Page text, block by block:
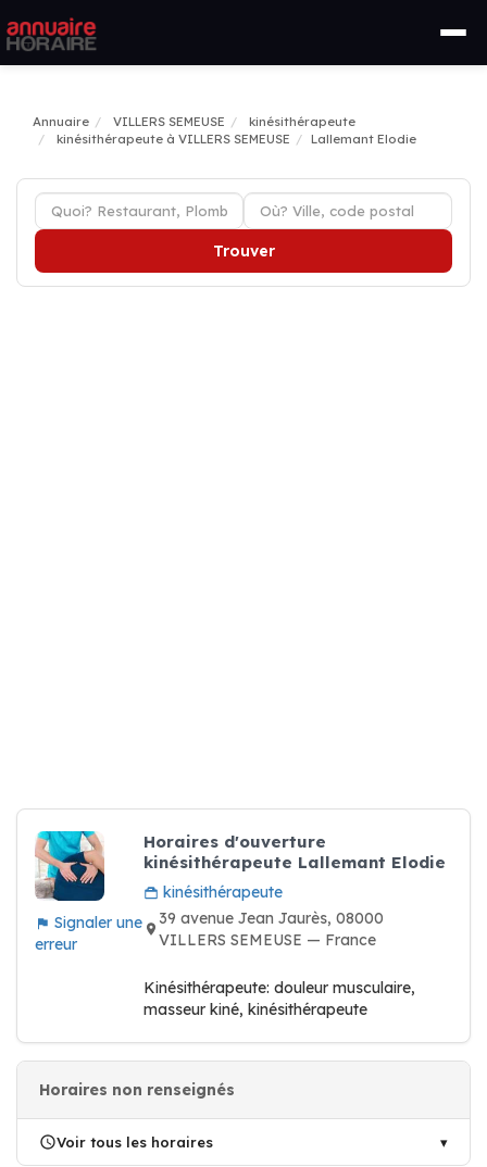
Annuaire VILLERS SEMEUSE
kinésithérapeute
kinésithérapeute à VILLERS SEMEUSE
Lallemant Elodie
Trouver
Signaler une
erreur
Horaires d'ouverture
kinésithérapeute Lallemant Elodie
kinésithérapeute
39 avenue Jean Jaurès, 08000
VILLERS SEMEUSE — France
Kinésithérapeute: douleur musculaire,
masseur kiné, kinésithérapeute
Horaires non renseignés
Voir tous les horaires